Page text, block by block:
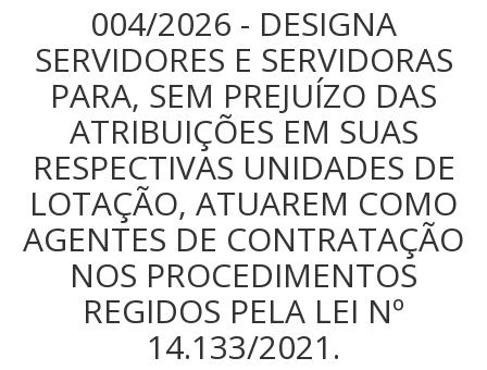
004/2026 - DESIGNA
SERVIDORES E SERVIDORAS
PARA, SEM PREJUÍZO DAS
ATRIBUIÇÕES EM SUAS
RESPECTIVAS UNIDADES DE
LOTAÇÃO, ATUAREM COMO
AGENTES DE CONTRATAÇÃO
NOS PROCEDIMENTOS
REGIDOS PELA LEI Nº
14.133/2021.